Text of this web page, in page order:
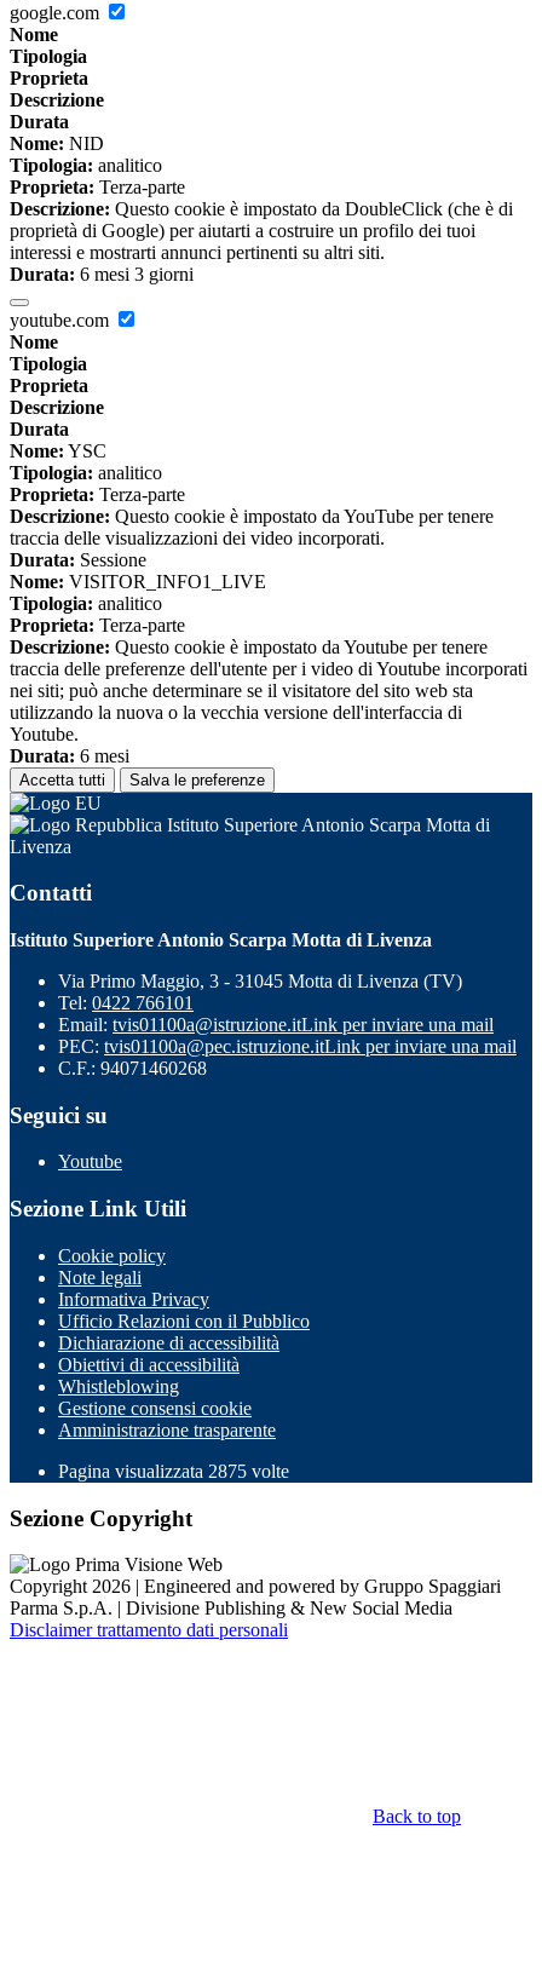
google.com
Nome
Tipologia
Proprieta
Descrizione
Durata
Nome: NID
Tipologia: analitico
Proprieta: Terza-parte
Descrizione: Questo cookie è impostato da DoubleClick (che è di
proprietà di Google) per aiutarti a costruire un profilo dei tuoi
interessi e mostrarti annunci pertinenti su altri siti.
Durata: 6 mesi 3 giorni
youtube.com
Nome
Tipologia
Proprieta
Descrizione
Durata
Nome: YSC
Tipologia: analitico
Proprieta: Terza-parte
Descrizione: Questo cookie è impostato da YouTube per tenere
traccia delle visualizzazioni dei video incorporati.
Durata: Sessione
Nome: VISITOR_INFO1_LIVE
Tipologia: analitico
Proprieta: Terza-parte
Descrizione: Questo cookie è impostato da Youtube per tenere
traccia delle preferenze dell'utente per i video di Youtube incorporati
nei siti; può anche determinare se il visitatore del sito web sta
utilizzando la nuova o la vecchia versione dell'interfaccia di
Youtube.
Durata: 6 mesi
Accetta tutti Salva le preferenze
Istituto Superiore Antonio Scarpa Motta di
Livenza
Contatti
Istituto Superiore Antonio Scarpa Motta di Livenza
Via Primo Maggio, 3 - 31045 Motta di Livenza (TV)
Tel: 0422 766101
Email: tvis01100a@istruzione.itLink per inviare una mail
PEC: tvis01100a@pec.istruzione.itLink per inviare una mail
C.F.: 94071460268
Seguici su
Youtube
Sezione Link Utili
Cookie policy
Note legali
Informativa Privacy
Ufficio Relazioni con il Pubblico
Dichiarazione di accessibilità
Obiettivi di accessibilità
Whistleblowing
Gestione consensi cookie
Amministrazione trasparente
Pagina visualizzata 2875 volte
Sezione Copyright
Copyright 2026 | Engineered and powered by Gruppo Spaggiari
Parma S.p.A. | Divisione Publishing & New Social Media
Disclaimer trattamento dati personali
Back to top